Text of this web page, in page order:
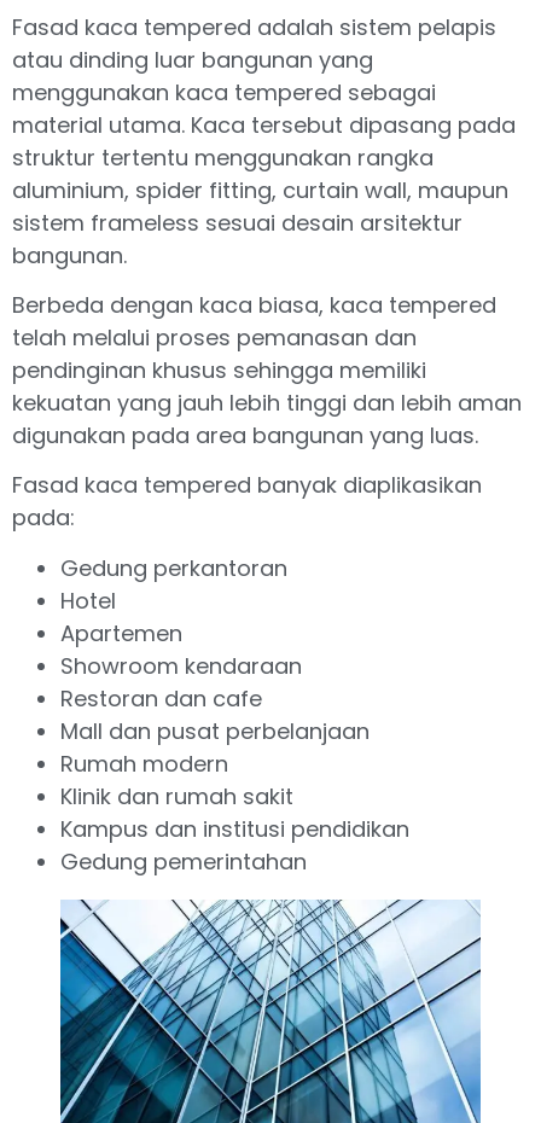
Fasad kaca tempered adalah sistem pelapis
atau dinding luar bangunan yang
menggunakan kaca tempered sebagai
material utama. Kaca tersebut dipasang pada
struktur tertentu menggunakan rangka
aluminium, spider fitting, curtain wall, maupun
sistem frameless sesuai desain arsitektur
bangunan.
Berbeda dengan kaca biasa, kaca tempered
telah melalui proses pemanasan dan
pendinginan khusus sehingga memiliki
kekuatan yang jauh lebih tinggi dan lebih aman
digunakan pada area bangunan yang luas.
Fasad kaca tempered banyak diaplikasikan
pada:
Gedung perkantoran
Hotel
Apartemen
Showroom kendaraan
Restoran dan cafe
Mall dan pusat perbelanjaan
Rumah modern
Klinik dan rumah sakit
Kampus dan institusi pendidikan
Gedung pemerintahan